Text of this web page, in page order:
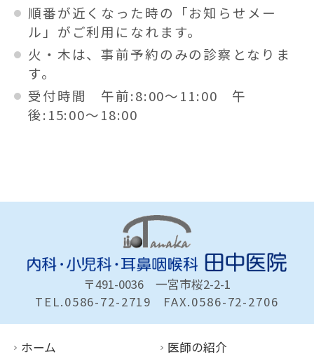
順番が近くなった時の「お知らせメー
ル」がご利用になれます。
火・木は、事前予約のみの診察となりま
す。
受付時間 午前:8:00～11:00 午
後:15:00～18:00
〒491-0036
一宮市桜2-2-1
TEL.0586-72-2719
FAX.0586-72-2706
ホーム
医師の紹介